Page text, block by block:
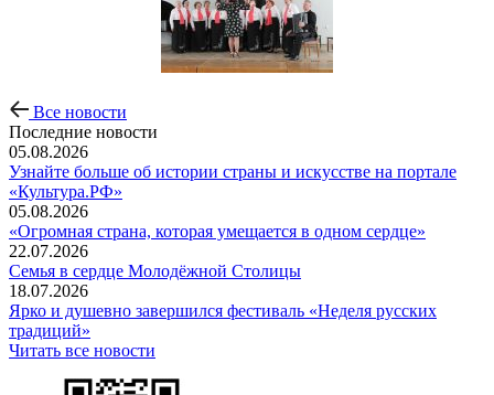
Все новости
Последние новости
05.08.2026
Узнайте больше об истории страны и искусстве на портале
«Культура.РФ»
05.08.2026
«Огромная страна, которая умещается в одном сердце»
22.07.2026
Семья в сердце Молодёжной Столицы
18.07.2026
Ярко и душевно завершился фестиваль «Неделя русских
традиций»
Читать все новости